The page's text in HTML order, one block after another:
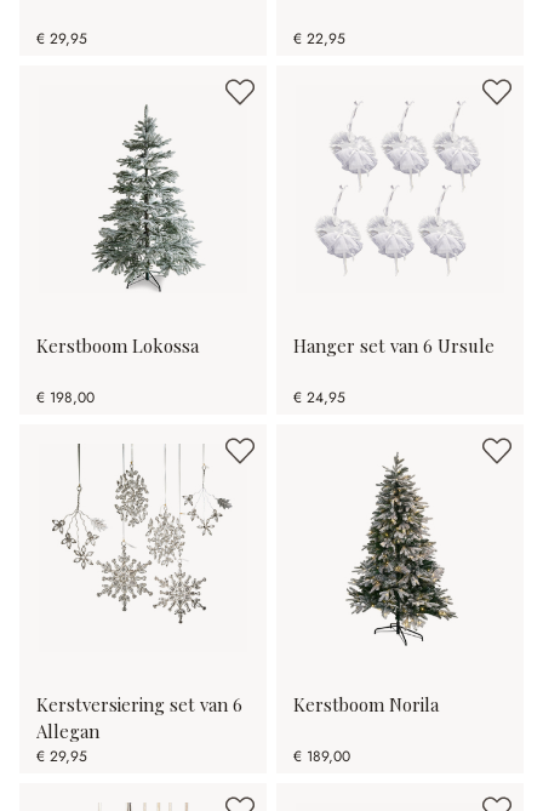
€ 29,95 € 22,95
Kerstboom Lokossa
€ 198,00
Hanger set van 6 Ursule
€ 24,95
Kerstversiering set van 6
Allegan
€ 29,95
Kerstboom Norila
€ 189,00